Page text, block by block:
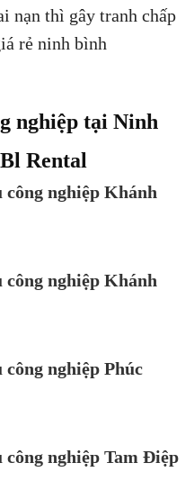
nạn thì gây tranh chấp
nghiệp tại Ninh
Rental
nghiệp Khánh
nghiệp Khánh
nghiệp Phúc
nghiệp Tam Điệp